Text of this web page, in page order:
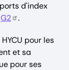
d'index
G2 .
pour les
et sa
pour ses